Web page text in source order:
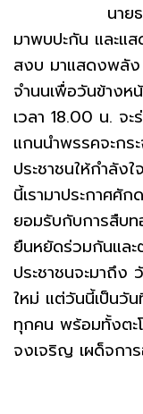
นายธนาธร
มาพบปะกัน และแ
สงบ มาแสดงพลั
จำนนเพื่อวันข้าง
เวลา 18.00 น. จะ
แกนนำพรรคจะกร
ประชาชนให้กำลั
นี้เรามาประกาศศัก
ยอมรับกับการสืบท
ยืนหยัดร่วมกันแล
ประชาชนจะมาถึง
ใหม่ แต่วันนี้เป็นวั
ทุกคน พร้อมทั้งตะ
จงเจริญ เผด็จกา